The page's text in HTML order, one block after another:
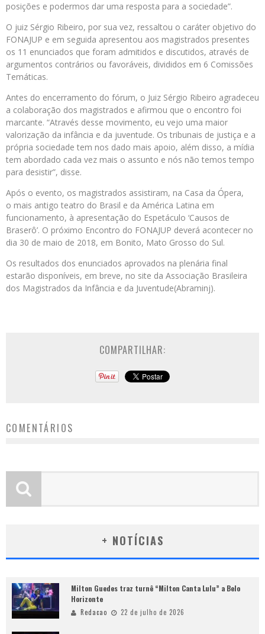
posições e podermos dar uma resposta para a sociedade”.
O juiz Sérgio Ribeiro, por sua vez, ressaltou o caráter objetivo do
FONAJUP e em seguida apresentou aos magistrados presentes
os 11 enunciados que foram admitidos e discutidos, através de
argumentos contrários ou favoráveis, divididos em 6 Comissões
Temáticas.
Antes do encerramento do fórum, o Juiz Sérgio Ribeiro agradeceu
a colaboração dos magistrados e afirmou que o encontro foi
marcante. “Através desse movimento, eu vejo uma maior
valorização da infância e da juventude. Os tribunais de justiça e a
própria sociedade tem nos dado mais apoio, além disso, a mídia
tem abordado cada vez mais o assunto e nós não temos tempo
para desistir”, disse.
Após o evento, os magistrados assistiram, na Casa da Ópera,
o mais antigo teatro do Brasil e da América Latina em
funcionamento, à apresentação do Espetáculo ‘Causos de
Braserô’. O próximo Encontro do FONAJUP deverá acontecer no
dia 30 de maio de 2018, em Bonito, Mato Grosso do Sul.
Os resultados dos enunciados aprovados na plenária final
estarão disponíveis, em breve, no site da Associação Brasileira
dos Magistrados da Infância e da Juventude(Abraminj).
COMPARTILHAR:
COMENTÁRIOS
+ NOTÍCIAS
Milton Guedes traz turnê “Milton Canta Lulu” a Belo
Horizonte
Redacao 22 de julho de 2026